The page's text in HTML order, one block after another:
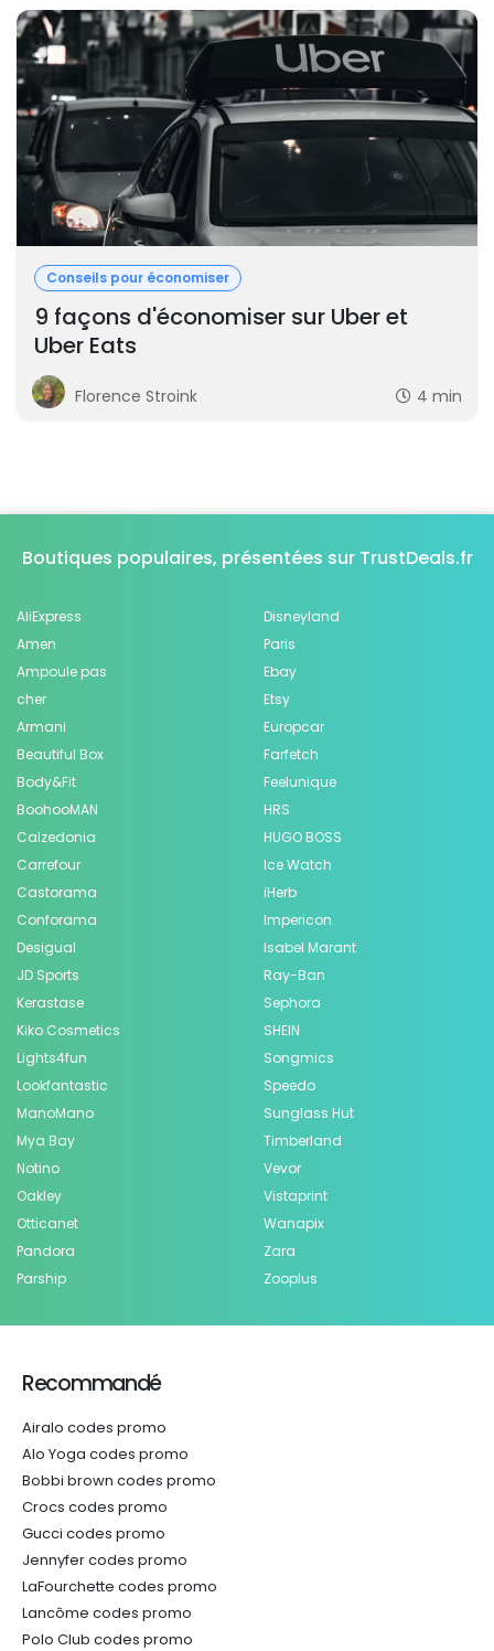
Conseils pour économiser
9 façons d'économiser sur Uber et
Uber Eats
Florence Stroink 4 min
Boutiques populaires, présentées sur TrustDeals.fr
AliExpress
Amen
Ampoule pas
cher
Armani
Beautiful Box
Body&Fit
BoohooMAN
Calzedonia
Carrefour
Castorama
Conforama
Desigual
Disneyland
Paris
Ebay
Etsy
Europcar
Farfetch
Feelunique
HRS
HUGO BOSS
Ice Watch
iHerb
Impericon
Isabel Marant
JD Sports
Kerastase
Kiko Cosmetics
Lights4fun
Lookfantastic
ManoMano
Mya Bay
Notino
Oakley
Otticanet
Pandora
Parship
Ray-Ban
Sephora
SHEIN
Songmics
Speedo
Sunglass Hut
Timberland
Vevor
Vistaprint
Wanapix
Zara
Zooplus
Recommandé
Airalo codes promo
Alo Yoga codes promo
Bobbi brown codes promo
Crocs codes promo
Gucci codes promo
Jennyfer codes promo
LaFourchette codes promo
Lancôme codes promo
Polo Club codes promo